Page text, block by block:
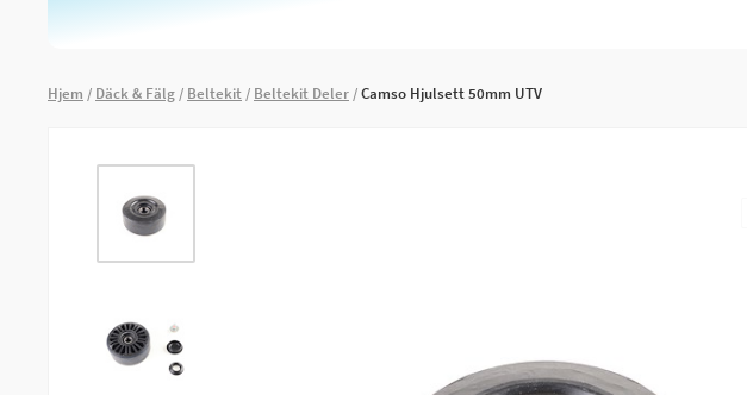
Hjem Däck & Fälg Beltekit Beltekit Deler Camso Hjulsett 50mm UTV